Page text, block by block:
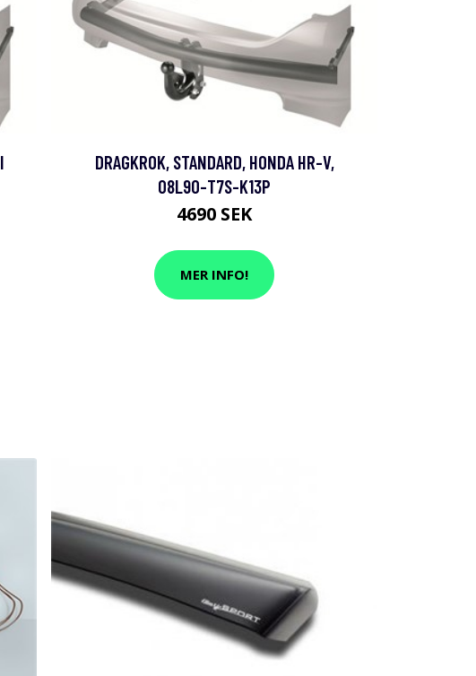
DRAGKROK, STANDARD, HONDA HR-V,
08L90-T7S-K13P
4690 SEK
MER INFO!